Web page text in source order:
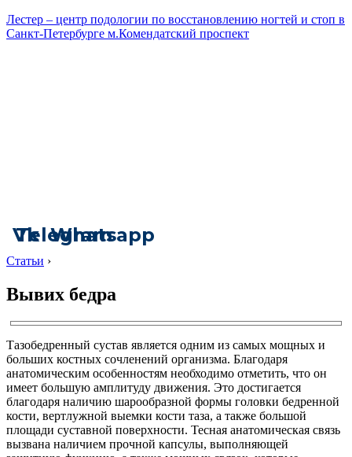
Лестер – центр подологии по восстановлению ногтей и стоп в
Санкт-Петербурге м.Комендатский проспект
Vk
Telegram
Whatsapp
Статьи ›
Вывих бедра
Тазобедренный сустав является одним из самых мощных и
больших костных сочленений организма. Благодаря
анатомическим особенностям необходимо отметить, что он
имеет большую амплитуду движения. Это достигается
благодаря наличию шарообразной формы головки бедренной
кости, вертлужной выемки кости таза, а также большой
площади суставной поверхности. Тесная анатомическая связь
вызвана наличием прочной капсулы, выполняющей